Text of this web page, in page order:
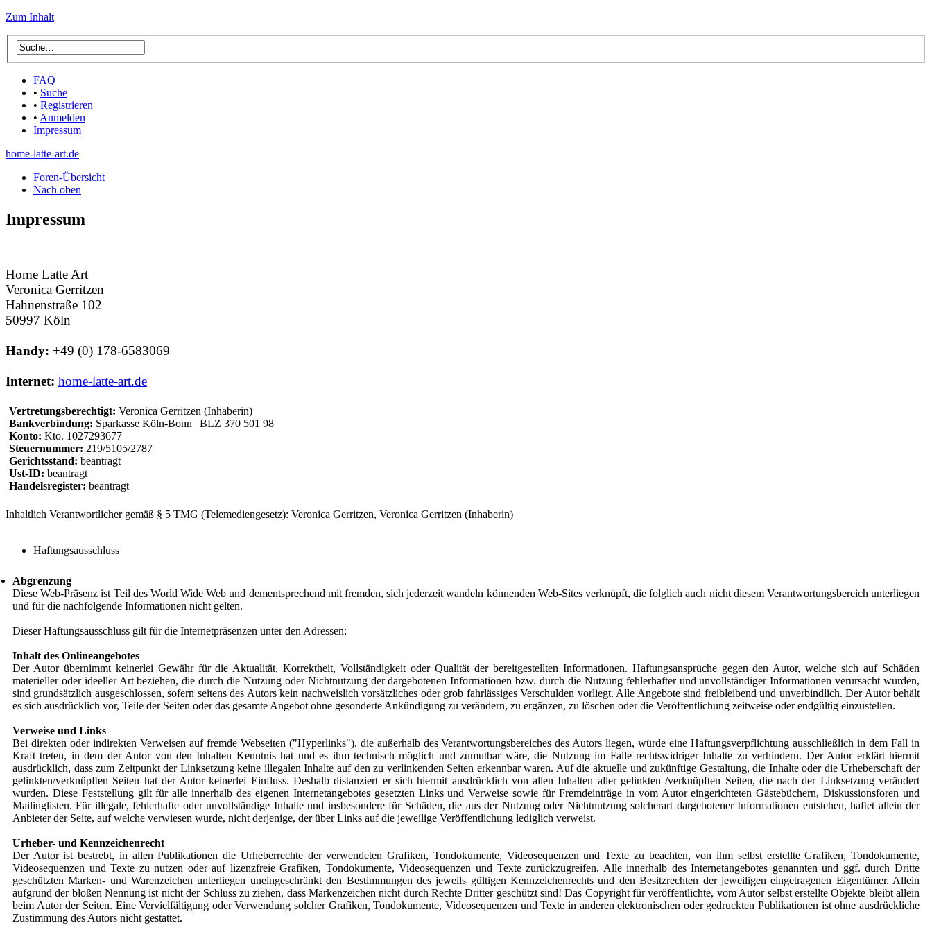
Zum Inhalt
FAQ
• Suche
• Registrieren
• Anmelden
Impressum
home-latte-art.de
Foren-Übersicht
Nach oben
Impressum
Home Latte Art
Veronica Gerritzen
Hahnenstraße 102
50997 Köln
Handy: +49 (0) 178-6583069
Internet: home-latte-art.de
Vertretungsberechtigt: Veronica Gerritzen (Inhaberin)
Bankverbindung: Sparkasse Köln-Bonn | BLZ 370 501 98
Konto: Kto. 1027293677
Steuernummer: 219/5105/2787
Gerichtsstand: beantragt
Ust-ID: beantragt
Handelsregister: beantragt
Inhaltlich Verantwortlicher gemäß § 5 TMG (Telemediengesetz): Veronica Gerritzen, Veronica Gerritzen (Inhaberin)
Haftungsausschluss
Abgrenzung
Diese Web-Präsenz ist Teil des World Wide Web und dementsprechend mit fremden, sich jederzeit wandeln könnenden Web-Sites verknüpft, die folglich auch nicht diesem Verantwortungsbereich unterliegen
und für die nachfolgende Informationen nicht gelten.
Dieser Haftungsausschluss gilt für die Internetpräsenzen unter den Adressen:
Inhalt des Onlineangebotes
Der Autor übernimmt keinerlei Gewähr für die Aktualität, Korrektheit, Vollständigkeit oder Qualität der bereitgestellten Informationen. Haftungsansprüche gegen den Autor, welche sich auf Schäden
materieller oder ideeller Art beziehen, die durch die Nutzung oder Nichtnutzung der dargebotenen Informationen bzw. durch die Nutzung fehlerhafter und unvollständiger Informationen verursacht wurden,
sind grundsätzlich ausgeschlossen, sofern seitens des Autors kein nachweislich vorsätzliches oder grob fahrlässiges Verschulden vorliegt. Alle Angebote sind freibleibend und unverbindlich. Der Autor behält
es sich ausdrücklich vor, Teile der Seiten oder das gesamte Angebot ohne gesonderte Ankündigung zu verändern, zu ergänzen, zu löschen oder die Veröffentlichung zeitweise oder endgültig einzustellen.
Verweise und Links
Bei direkten oder indirekten Verweisen auf fremde Webseiten ("Hyperlinks"), die außerhalb des Verantwortungsbereiches des Autors liegen, würde eine Haftungsverpflichtung ausschließlich in dem Fall in
Kraft treten, in dem der Autor von den Inhalten Kenntnis hat und es ihm technisch möglich und zumutbar wäre, die Nutzung im Falle rechtswidriger Inhalte zu verhindern. Der Autor erklärt hiermit
ausdrücklich, dass zum Zeitpunkt der Linksetzung keine illegalen Inhalte auf den zu verlinkenden Seiten erkennbar waren. Auf die aktuelle und zukünftige Gestaltung, die Inhalte oder die Urheberschaft der
gelinkten/verknüpften Seiten hat der Autor keinerlei Einfluss. Deshalb distanziert er sich hiermit ausdrücklich von allen Inhalten aller gelinkten /verknüpften Seiten, die nach der Linksetzung verändert
wurden. Diese Feststellung gilt für alle innerhalb des eigenen Internetangebotes gesetzten Links und Verweise sowie für Fremdeinträge in vom Autor eingerichteten Gästebüchern, Diskussionsforen und
Mailinglisten. Für illegale, fehlerhafte oder unvollständige Inhalte und insbesondere für Schäden, die aus der Nutzung oder Nichtnutzung solcherart dargebotener Informationen entstehen, haftet allein der
Anbieter der Seite, auf welche verwiesen wurde, nicht derjenige, der über Links auf die jeweilige Veröffentlichung lediglich verweist.
Urheber- und Kennzeichenrecht
Der Autor ist bestrebt, in allen Publikationen die Urheberrechte der verwendeten Grafiken, Tondokumente, Videosequenzen und Texte zu beachten, von ihm selbst erstellte Grafiken, Tondokumente,
Videosequenzen und Texte zu nutzen oder auf lizenzfreie Grafiken, Tondokumente, Videosequenzen und Texte zurückzugreifen. Alle innerhalb des Internetangebotes genannten und ggf. durch Dritte
geschützten Marken- und Warenzeichen unterliegen uneingeschränkt den Bestimmungen des jeweils gültigen Kennzeichenrechts und den Besitzrechten der jeweiligen eingetragenen Eigentümer. Allein
aufgrund der bloßen Nennung ist nicht der Schluss zu ziehen, dass Markenzeichen nicht durch Rechte Dritter geschützt sind! Das Copyright für veröffentlichte, vom Autor selbst erstellte Objekte bleibt allein
beim Autor der Seiten. Eine Vervielfältigung oder Verwendung solcher Grafiken, Tondokumente, Videosequenzen und Texte in anderen elektronischen oder gedruckten Publikationen ist ohne ausdrückliche
Zustimmung des Autors nicht gestattet.